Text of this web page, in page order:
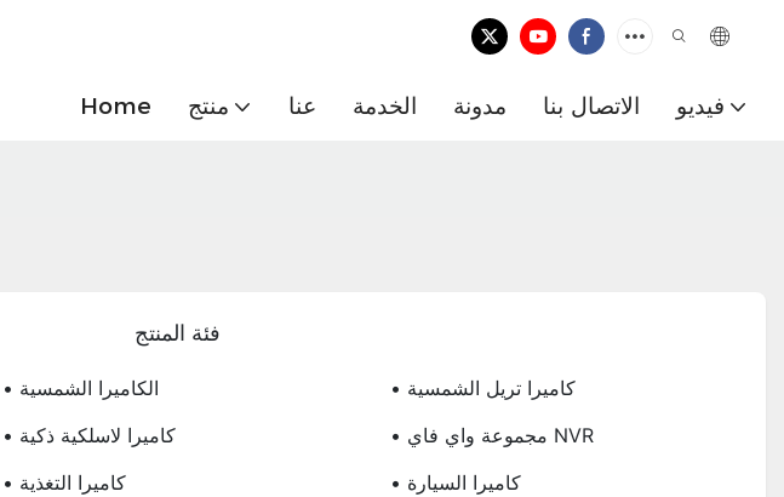
Home منتج عنا الخدمة مدونة الاتصال بنا فيديو
فئة المنتج
• الكاميرا الشمسية
• كاميرا تريل الشمسية
• كاميرا لاسلكية ذكية
• مجموعة واي فاي NVR
• كاميرا التغذية • كاميرا السيارة